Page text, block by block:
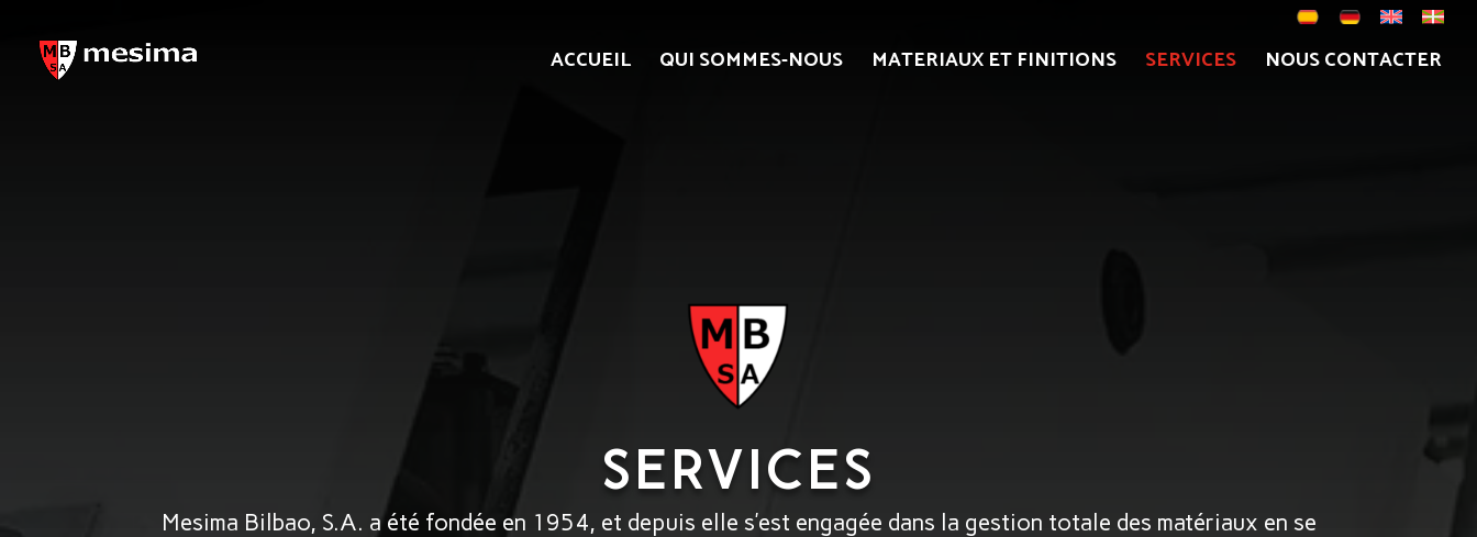
ACCUEIL QUI SOMMES-NOUS MATERIAUX ET FINITIONS SERVICES NOUS CONTACTER
SERVICES
Mesima Bilbao, S.A. a été fondée en 1954, et depuis elle s’est engagée dans la gestion totale des matériaux en se